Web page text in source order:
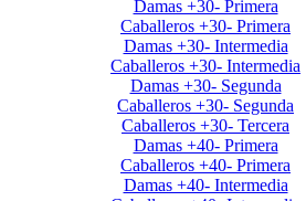
Damas +30- Primera
Caballeros +30- Primera
Damas +30- Intermedia
Caballeros +30- Intermedia
Damas +30- Segunda
Caballeros +30- Segunda
Caballeros +30- Tercera
Damas +40- Primera
Caballeros +40- Primera
Damas +40- Intermedia